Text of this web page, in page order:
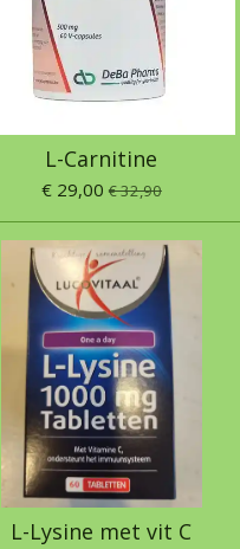
L-Carnitine
€ 29,00 € 32,90
L-Lysine met vit C